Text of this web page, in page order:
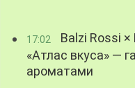
17:02
Balzi Rossi
«Атлас вкуса» —
ароматами